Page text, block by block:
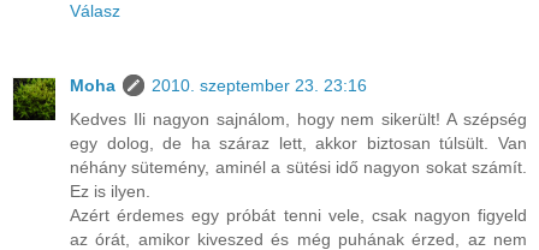
Válasz
Moha
2010. szeptember 23. 23:16
Kedves Ili nagyon sajnálom, hogy nem sikerült! A szépség
egy dolog, de ha száraz lett, akkor biztosan túlsült. Van
néhány sütemény, aminél a sütési idő nagyon sokat számít.
Ez is ilyen.
Azért érdemes egy próbát tenni vele, csak nagyon figyeld
az órát, amikor kiveszed és még puhának érzed, az nem